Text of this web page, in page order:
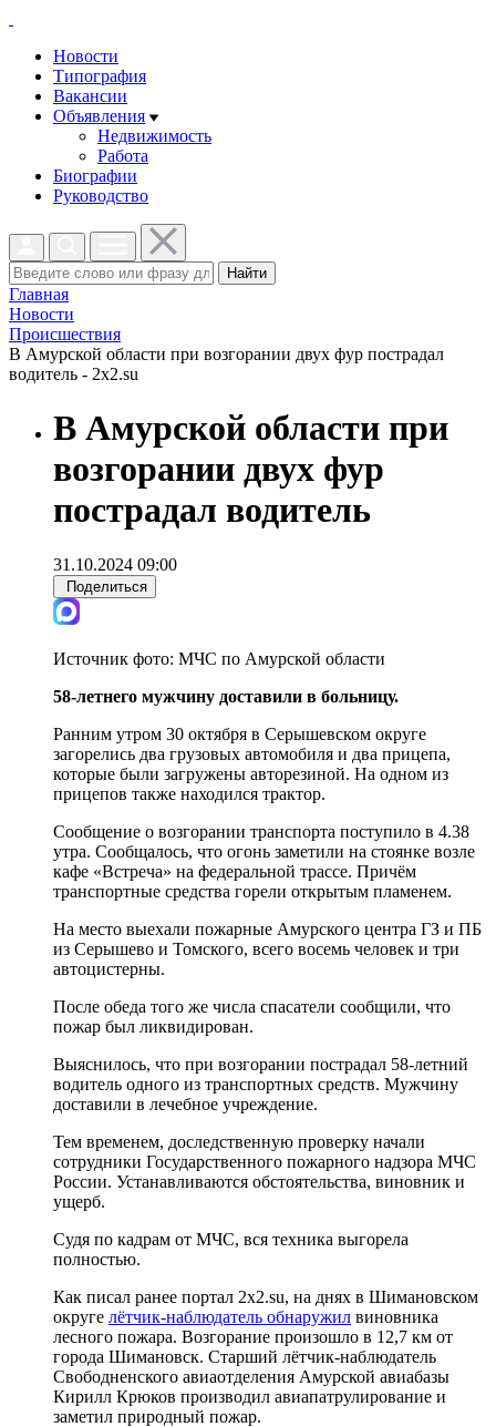
Новости
Типография
Вакансии
Объявления
Недвижимость
Работа
Биографии
Руководство
Найти
Главная
Новости
Проиcшествия
В Амурской области при возгорании двух фур пострадал
водитель - 2x2.su
В Амурской области при
возгорании двух фур
пострадал водитель
31.10.2024 09:00
Поделиться
Источник фото: МЧС по Амурской области
58-летнего мужчину доставили в больницу.
Ранним утром 30 октября в Серышевском округе
загорелись два грузовых автомобиля и два прицепа,
которые были загружены авторезиной. На одном из
прицепов также находился трактор.
Сообщение о возгорании транспорта поступило в 4.38
утра. Сообщалось, что огонь заметили на стоянке возле
кафе «Встреча» на федеральной трассе. Причём
транспортные средства горели открытым пламенем.
На место выехали пожарные Амурского центра ГЗ и ПБ
из Серышево и Томского, всего восемь человек и три
автоцистерны.
После обеда того же числа спасатели сообщили, что
пожар был ликвидирован.
Выяснилось, что при возгорании пострадал 58-летний
водитель одного из транспортных средств. Мужчину
доставили в лечебное учреждение.
Тем временем, доследственную проверку начали
сотрудники Государственного пожарного надзора МЧС
России. Устанавливаются обстоятельства, виновник и
ущерб.
Судя по кадрам от МЧС, вся техника выгорела
полностью.
Как писал ранее портал 2х2.su, на днях в Шимановском
округе лётчик-наблюдатель обнаружил виновника
лесного пожара. Возгорание произошло в 12,7 км от
города Шимановск. Старший лётчик-наблюдатель
Свободненского авиаотделения Амурской авиабазы
Кирилл Крюков производил авиапатрулирование и
заметил природный пожар.